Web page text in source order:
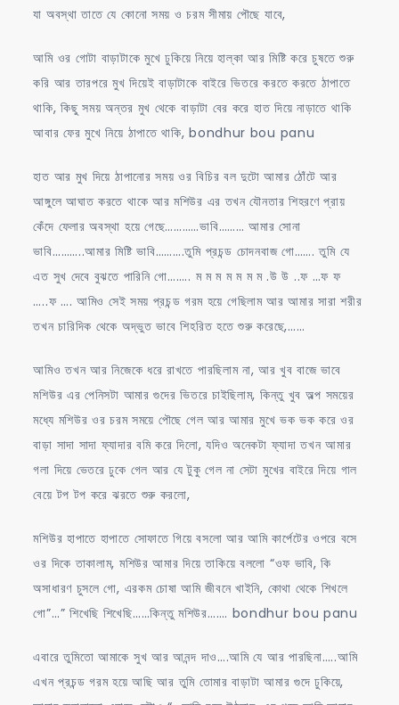
যা অবস্থা তাতে যে কোনো সময় ও চরম সীমায় পৌছে যাবে,
আমি ওর গোটা বাড়াটাকে মুখে ঢুকিয়ে নিয়ে হাল্কা আর মিষ্টি করে চুষতে শুরু
করি আর তারপরে মুখ দিয়েই বাড়াটাকে বাইরে ভিতরে করতে করতে ঠাপাতে
থাকি, কিছু সময় অন্তর মুখ থেকে বাড়াটা বের করে হাত দিয়ে নাড়াতে থাকি
আবার ফের মুখে নিয়ে ঠাপাতে থাকি, bondhur bou panu
হাত আর মুখ দিয়ে ঠাপানোর সময় ওর বিচির বল দুটো আমার ঠোঁটে আর
আঙ্গুলে আঘাত করতে থাকে আর মশিউর এর তখন যৌনতার শিহরণে প্রায়
কেঁদে ফেলার অবস্থা হয়ে গেছে…………ভাবি……… আমার সোনা
ভাবি………..আমার মিষ্টি ভাবি……….তুমি প্রচন্ড চোদনবাজ গো……. তুমি যে
এত সুখ দেবে বুঝতে পারিনি গো…….. ম ম ম ম ম ম ম .উ উ ..ফ …ফ ফ
…..ফ …. আমিও সেই সময় প্রচন্ড গরম হয়ে গেছিলাম আর আমার সারা শরীর
তখন চারিদিক থেকে অদ্ভুত ভাবে শিহরিত হতে শুরু করেছে,……
আমিও তখন আর নিজেকে ধরে রাখতে পারছিলাম না, আর খুব বাজে ভাবে
মশিউর এর পেনিসটা আমার গুদের ভিতরে চাইছিলাম, কিন্তু খুব অল্প সময়ের
মধ্যে মশিউর ওর চরম সময়ে পৌছে গেল আর আমার মুখে ভক ভক করে ওর
বাড়া সাদা সাদা ফ্যাদার বমি করে দিলো, যদিও অনেকটা ফ্যাদা তখন আমার
গলা দিয়ে ভেতরে ঢুকে গেল আর যে টুকু গেল না সেটা মুখের বাইরে দিয়ে গাল
বেয়ে টপ টপ করে ঝরতে শুরু করলো,
মশিউর হাপাতে হাপাতে সোফাতে গিয়ে বসলো আর আমি কার্পেটের ওপরে বসে
ওর দিকে তাকালাম, মশিউর আমার দিয়ে তাকিয়ে বললো “ওফ ভাবি, কি
অসাধারণ চুসলে গো, এরকম চোষা আমি জীবনে খাইনি, কোথা থেকে শিখলে
গো”…” শিখেছি শিখেছি……কিন্তু মশিউর……. bondhur bou panu
এবারে তুমিতো আমাকে সুখ আর আনন্দ দাও….আমি যে আর পারছিনা…..আমি
এখন প্রচন্ড গরম হয়ে আছি আর তুমি তোমার বাড়াটা আমার গুদে ঢুকিয়ে,